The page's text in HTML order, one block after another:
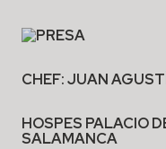
CHEF: JUAN
HOSPES PALACIO
SALAMANCA